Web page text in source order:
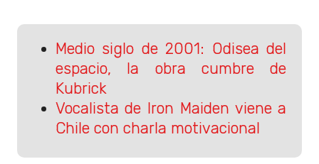
Medio siglo de 2001: Odisea del
espacio, la obra cumbre de
Kubrick
Vocalista de Iron Maiden viene a
Chile con charla motivacional